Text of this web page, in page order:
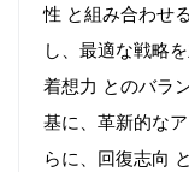
性 と組み合わせ
し、最適な戦略
着想力 とのバラ
基に、革新的な
らに、回復志向